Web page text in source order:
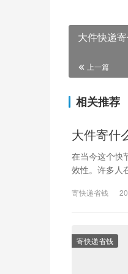
大件快递
上一篇
相关推荐
大件寄什
在当今这个快
效性。许多人
寄快递省钱
寄快递省钱